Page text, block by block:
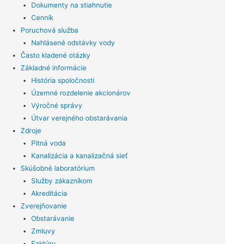
Dokumenty na stiahnutie
Cenník
Poruchová služba
Nahlásené odstávky vody
Často kladené otázky
Základné informácie
História spoločnosti
Územné rozdelenie akcionárov
Výročné správy
Útvar verejného obstarávania
Zdroje
Pitná voda
Kanalizácia a kanalizačná sieť
Skúšobné laboratórium
Služby zákazníkom
Akreditácia
Zverejňovanie
Obstarávanie
Zmluvy